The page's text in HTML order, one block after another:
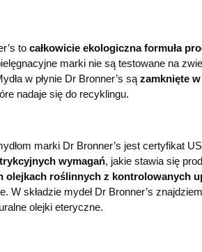
to całkowicie ekologiczna formuła
marki nie są testowane na
w płynie Dr Bronner’s są zamknięte
nadaje się do recyklingu.
marki Dr Bronner’s jest certyfikat
wymagań, jakie stawia się
olejkach roślinnych z kontrolowanych
W składzie mydeł Dr Bronner’s
olejki eteryczne.